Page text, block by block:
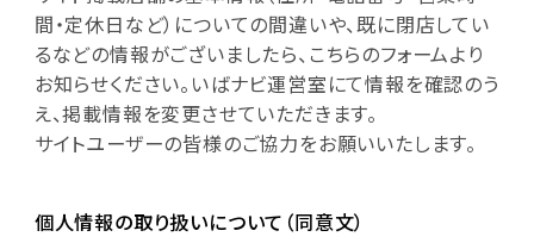
間・定休日など）についての間違いや、既に閉店してい
るなどの情報がございましたら、こちらのフォームより
お知らせください。いばナビ運営室にて情報を確認のう
え、掲載情報を変更させていただきます。
サイトユーザーの皆様のご協力をお願いいたします。
個人情報の取り扱いについて（同意文）